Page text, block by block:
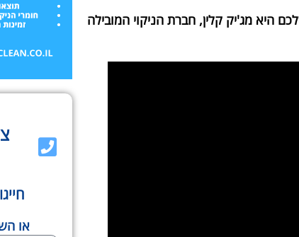
היא מג'יק קלין, חברת הניקוי המובילה
או